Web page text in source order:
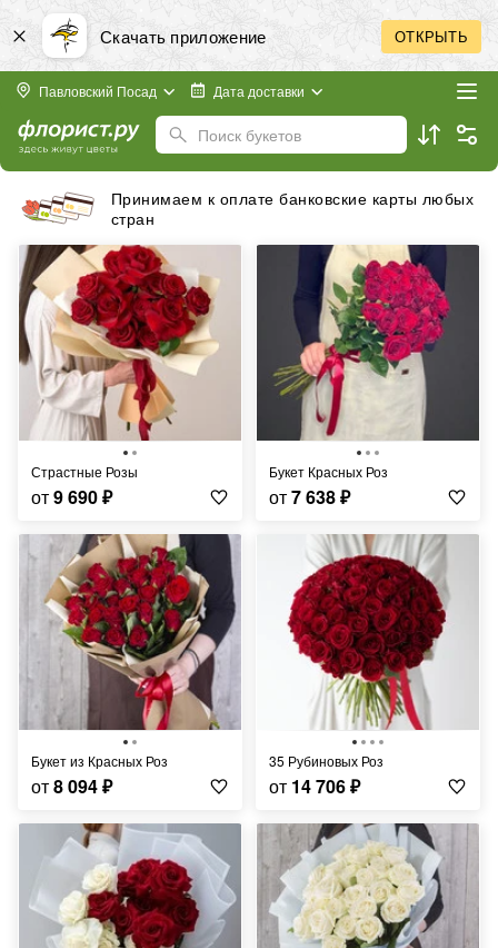
Скачать приложение ОТКРЫТЬ
Павловский Посад Дата доставки
Поиск букетов
Принимаем к оплате банковские карты любых
стран
Страстные Розы
от9 690₽
Букет Красных Роз
от7 638₽
Букет из Красных Роз
от8 094₽
35 Рубиновых Роз
от 14 706₽